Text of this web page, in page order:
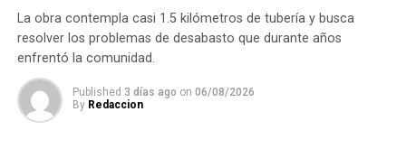
adultos, con reglas específicas para cada categoría, por
lo que incluso participan menores desde los cinco años
dentro de esquemas considerados formativos.
Durante cuatro días, la Arena Córdoba será escenario de
los combates en los que los competidores buscarán
sustantiva implica ir más allá del reconocimiento formal
de derechos y generar condiciones que permitan a las
mujeres ejercerlos de manera efectiva, así como
participar en la toma de decisiones y en la construcción
de sus comunidades.
La obra contempla casi 1.5 kilómetros de tubería y busca
resolver los problemas de desabasto que durante años
enfrentó la comunidad.
Published 3 días ago on 06/08/2026
By Redaccion